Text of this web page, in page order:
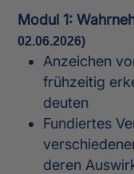
Modul 1:
02.06.2026)
Anzeichen
frühzeitig
deuten
Fundiertes
deren